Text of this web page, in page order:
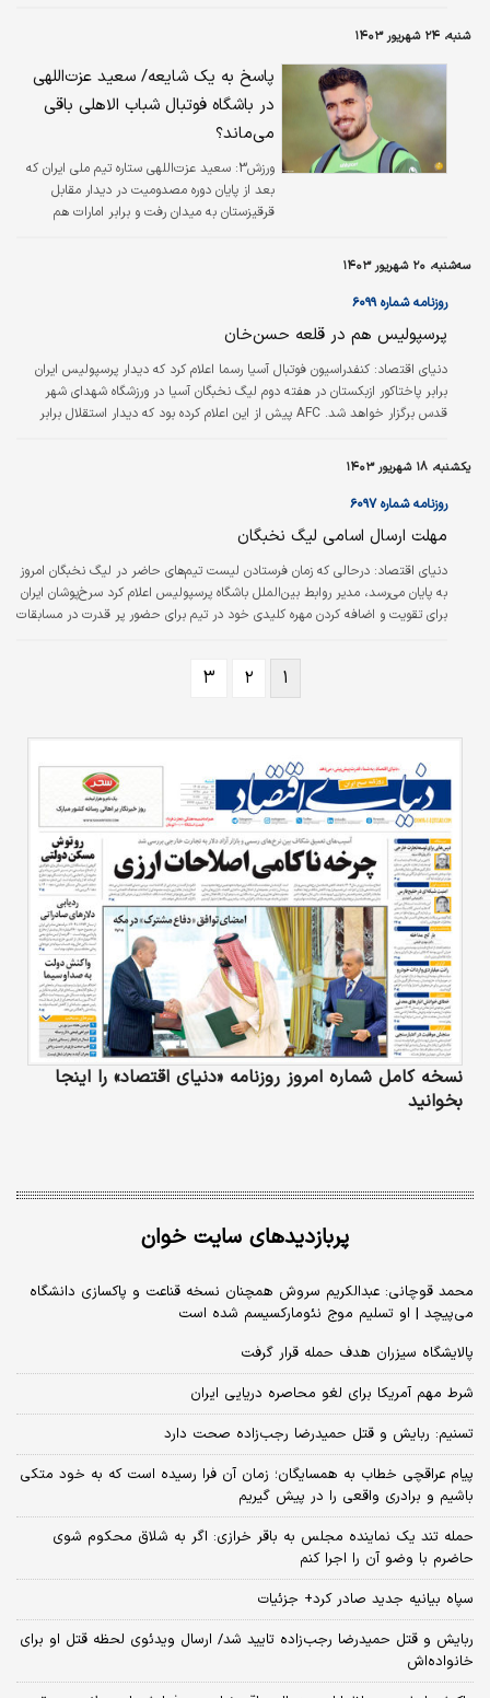
آلومینیوم به دست آورده‌اند تا کم‌کم خوش‌بینی‌ها
به کادرفنی جدید این تیم افزایش پیدا کند.
شنبه، ۲۴ شهریور ۱۴۰۳
پاسخ به یک شایعه/ سعید عزت‌اللهی
در باشگاه فوتبال شباب الاهلی باقی
می‌ماند؟
ورزش3:
سعید عزت‌اللهی ستاره تیم ملی ایران که
بعد از پایان دوره مصدومیت در دیدار مقابل
قرقیزستان به میدان رفت و برابر امارات هم
سه‌شنبه، ۲۰ شهریور ۱۴۰۳
روزنامه شماره ۶۰۹۹
پرسپولیس هم در قلعه حسن‌خان
دنیای اقتصاد: کنفدراسیون فوتبال آسیا رسما اعلام کرد که دیدار پرسپولیس ایران
برابر پاختاکور ازبکستان در هفته دوم لیگ نخبگان آسیا در ورزشگاه شهدای شهر
قدس برگزار خواهد شد. AFC پیش از این اعلام کرده بود که دیدار استقلال برابر
ورزشگاه آزادی مدت زیادی به طول خواهد انجامید، هیچ بعید نیست تمام بازی‌های
نمایندگان ایران در دور گروهی، در این ورزشگاه برگزار شود. تیم فوتبال پرسپولیس در
جریان هفته دوم لیگ نخبگان آسیا دوشنبه ۹ مهر از…
یکشنبه، ۱۸ شهریور ۱۴۰۳
روزنامه شماره ۶۰۹۷
مهلت ارسال اسامی لیگ نخبگان
دنیای اقتصاد: درحالی که زمان فرستادن لیست تیم‌های حاضر در لیگ نخبگان امروز
به پایان می‌رسد، مدیر روابط بین‌الملل باشگاه پرسپولیس اعلام کرد سرخ‌پوشان ایران
برای تقویت و اضافه کردن مهره کلیدی خود در تیم برای حضور پر قدرت در مسابقات
اعلام حضور در لیست جدید، بازیکن مورد نظر می‌تواند در بازی‌های رسمی
پرسپولیس شرکت کند. همچنین هر تیم قادر خواهد بود پنج بازیکن را در لیست
نهایی تا پنج روز قبل از نخستین بازی، جابه‌جا کند. به این…
۱ ۲ ۳
نسخه کامل شماره امروز روزنامه «دنیای‌ اقتصاد» را اینجا
بخوانید
پربازدیدهای سایت خوان
محمد قوچانی: عبدالکریم سروش همچنان نسخه قناعت و پاکسازی دانشگاه
می‌پیچد | او تسلیم موج نئومارکسیسم شده است
پالایشگاه سیزران هدف حمله قرار گرفت
شرط مهم آمریکا برای لغو محاصره دریایی ایران
تسنیم: ربایش و قتل حمیدرضا رجب‌زاده صحت دارد
پیام عراقچی خطاب به همسایگان؛ زمان آن فرا رسیده است که به خود متکی
باشیم و برادری واقعی را در پیش گیریم
حمله تند یک نماینده مجلس به باقر خرازی: اگر به شلاق محکوم شوی
حاضرم با وضو آن را اجرا کنم
سپاه بیانیه جدید صادر کرد+ جزئیات
ربایش و قتل حمیدرضا رجب‌زاده تایید شد/ ارسال ویدئوی لحظه قتل او برای
خانواده‌اش